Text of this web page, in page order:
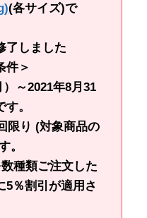
(各サイズ)で
了しました
件＞
～2021年8月31
。
限り (対象商品の
。
種類ご注文した
5％割引が適用さ